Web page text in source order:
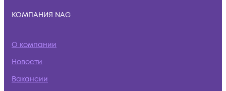
КОМПАНИЯ NAG
О компании
Новости
Вакансии